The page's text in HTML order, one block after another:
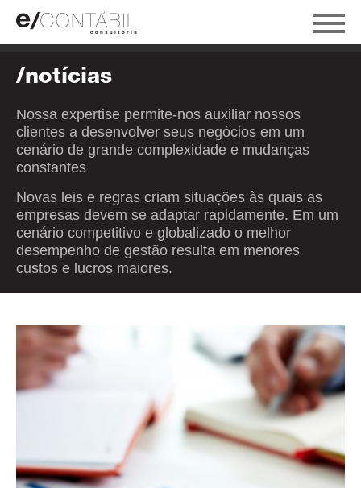
/notícias
Nossa expertise permite-nos auxiliar nossos
clientes a desenvolver seus negócios em um
cenário de grande complexidade e mudanças
constantes
Novas leis e regras criam situações às quais as
empresas devem se adaptar rapidamente. Em um
cenário competitivo e globalizado o melhor
desempenho de gestão resulta em menores
custos e lucros maiores.